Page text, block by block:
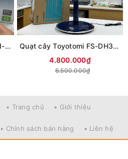
Quạt treo tường Teknos KI-DC368 cánh 35cm | Động cơ DC
Quạt cây Toyotomi FS-DH30P | Động cơ DC | Cảm ứng lồng an toàn
4.800.000₫
6.500.000₫
• Trang chủ • Giới thiệu
• Chính sách bán hàng • Liên hệ